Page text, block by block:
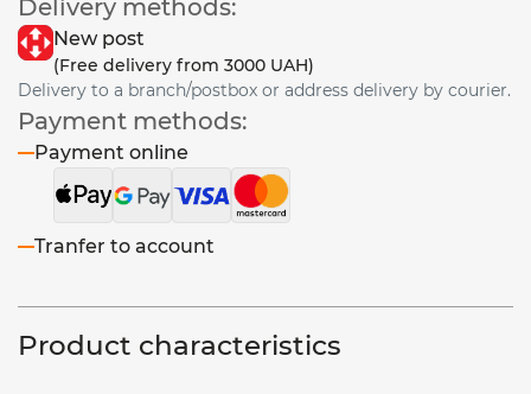
Delivery methods:
New post
(Free delivery from 3000 UAH)
Delivery to a branch/postbox or address delivery by courier.
Payment methods:
Payment online
Tranfer to account
Product characteristics